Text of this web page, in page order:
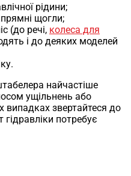
рідини;
щогли;
(до речі, колеса для
і до деяких моделей
найчастіше
ущільнень або
випадках звертайтеся до
потребує